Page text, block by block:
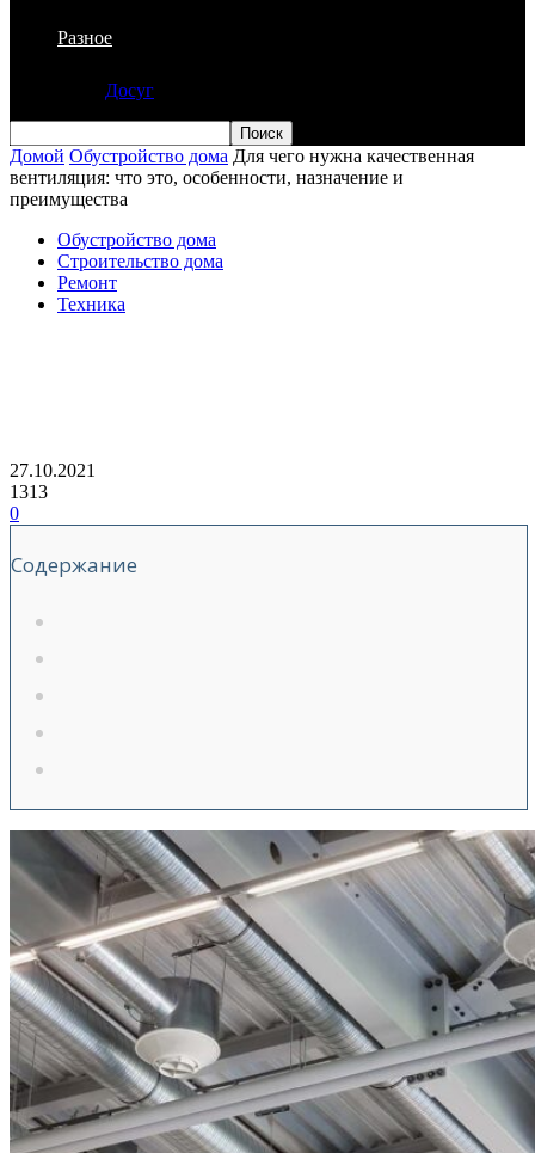
Разное
Досуг
Домой Обустройство дома Для чего нужна качественная
вентиляция: что это, особенности, назначение и
преимущества
Обустройство дома
Строительство дома
Ремонт
Техника
27.10.2021
1313
0
Содержание